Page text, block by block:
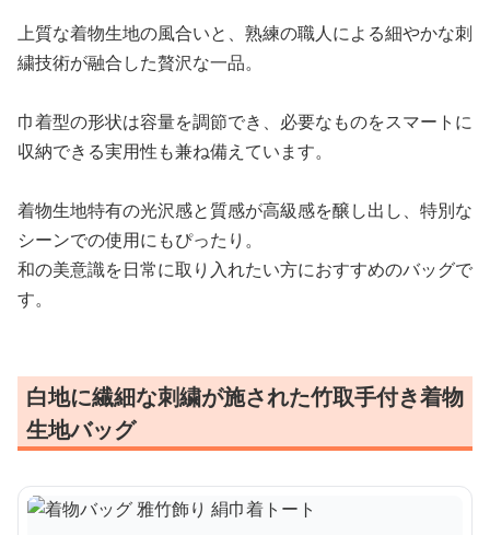
上質な着物生地の風合いと、熟練の職人による細やかな刺
繍技術が融合した贅沢な一品。
巾着型の形状は容量を調節でき、必要なものをスマートに
収納できる実用性も兼ね備えています。
着物生地特有の光沢感と質感が高級感を醸し出し、特別な
シーンでの使用にもぴったり。
和の美意識を日常に取り入れたい方におすすめのバッグで
す。
白地に繊細な刺繍が施された竹取手付き着物
生地バッグ